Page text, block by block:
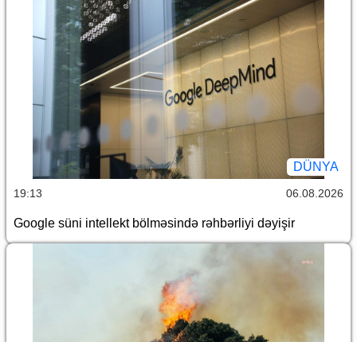
DÜNYA
19:13 06.08.2026
Google süni intellekt bölməsində rəhbərliyi dəyişir